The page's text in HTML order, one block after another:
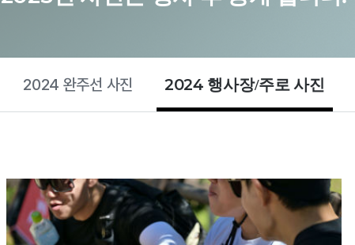
2024 완주선 사진 2024 행사장/주로 사진